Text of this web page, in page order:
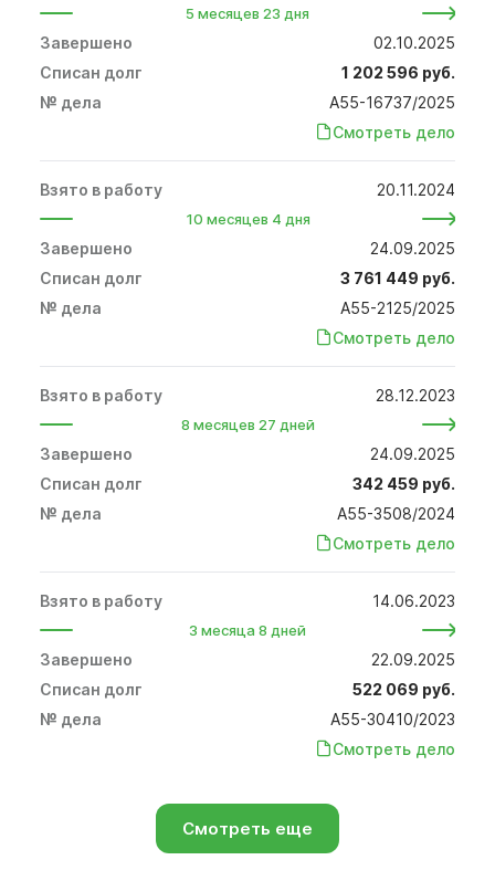
5 месяцев 23 дня
02.10.2025
1 202 596 руб.
А55-16737/2025
Смотреть дело
20.11.2024
10 месяцев 4 дня
24.09.2025
3 761 449 руб.
А55-2125/2025
Смотреть дело
28.12.2023
8 месяцев 27 дней
24.09.2025
342 459 руб.
А55-3508/2024
Смотреть дело
14.06.2023
3 месяца 8 дней
22.09.2025
522 069 руб.
А55-30410/2023
Смотреть дело
Смотреть еще